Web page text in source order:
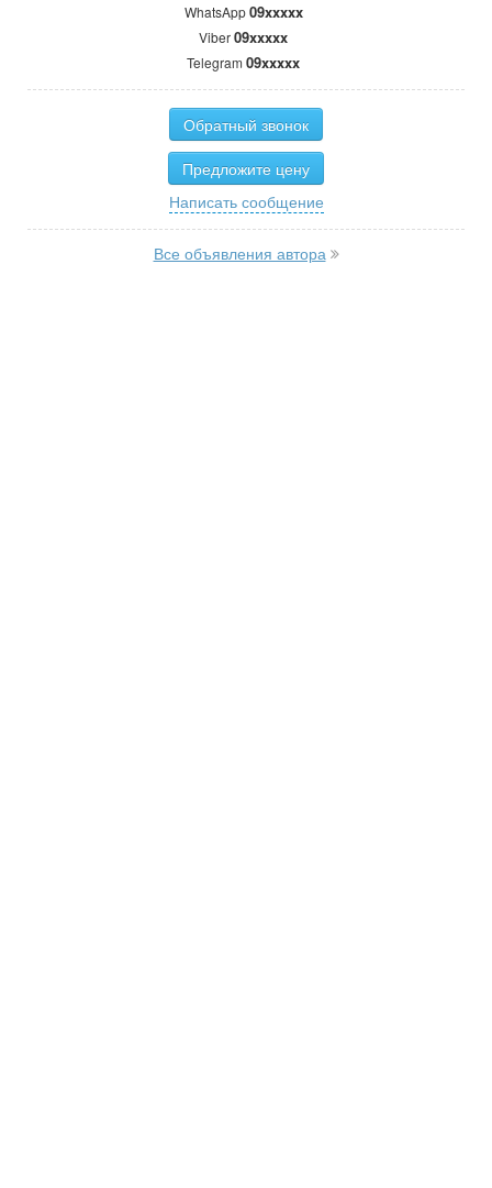
WhatsApp09xxxxx
Viber09xxxxx
Telegram 09xxxxx
Обратный звонок
Предложите цену
Написать сообщение
Все объявления автора